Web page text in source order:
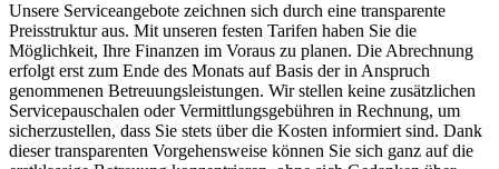
Unsere Serviceangebote zeichnen sich durch eine transparente
Preisstruktur aus. Mit unseren festen Tarifen haben Sie die
Möglichkeit, Ihre Finanzen im Voraus zu planen. Die Abrechnung
erfolgt erst zum Ende des Monats auf Basis der in Anspruch
genommenen Betreuungsleistungen. Wir stellen keine zusätzlichen
Servicepauschalen oder Vermittlungsgebühren in Rechnung, um
sicherzustellen, dass Sie stets über die Kosten informiert sind. Dank
dieser transparenten Vorgehensweise können Sie sich ganz auf die